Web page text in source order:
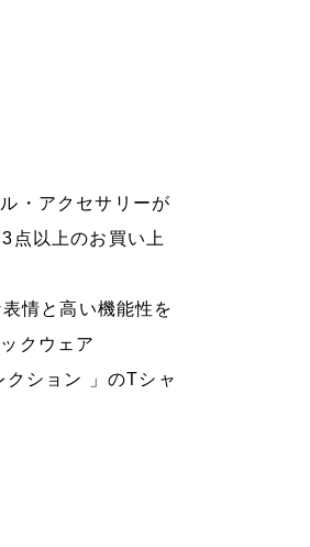
・アクセサリーが
点以上のお買い上
情と高い機能性を
クウェア
クション 」のTシャ